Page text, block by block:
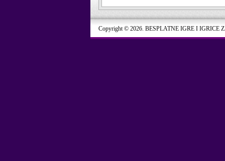
Copyright © 2026. BESPLATNE IGRE I IGRICE